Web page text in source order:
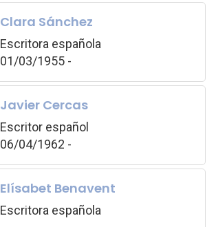
Clara Sánchez
Escritora española
01/03/1955 -
Javier Cercas
Escritor español
06/04/1962 -
Elísabet Benavent
Escritora española